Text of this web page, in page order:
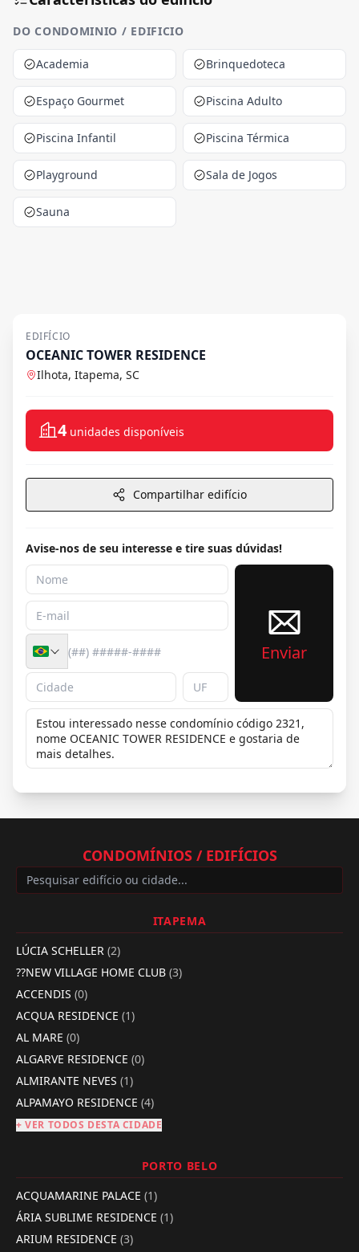
DO CONDOMINIO / EDIFICIO
Academia Brinquedoteca
Espaço Gourmet Piscina Adulto
Piscina Infantil Piscina Térmica
Playground Sala de Jogos
Sauna
EDIFÍCIO
OCEANIC TOWER RESIDENCE
Ilhota, Itapema, SC
4 unidades disponíveis
Compartilhar edifício
Avise-nos de seu interesse e tire suas dúvidas!
Enviar
CONDOMÍNIOS / EDIFÍCIOS
ITAPEMA
LÚCIA SCHELLER (2)
??NEW VILLAGE HOME CLUB (3)
ACCENDIS (0)
ACQUA RESIDENCE (1)
AL MARE (0)
ALGARVE RESIDENCE (0)
ALMIRANTE NEVES (1)
ALPAMAYO RESIDENCE (4)
+ VER TODOS DESTA CIDADE
PORTO BELO
ACQUAMARINE PALACE (1)
ÁRIA SUBLIME RESIDENCE (1)
ARIUM RESIDENCE (3)